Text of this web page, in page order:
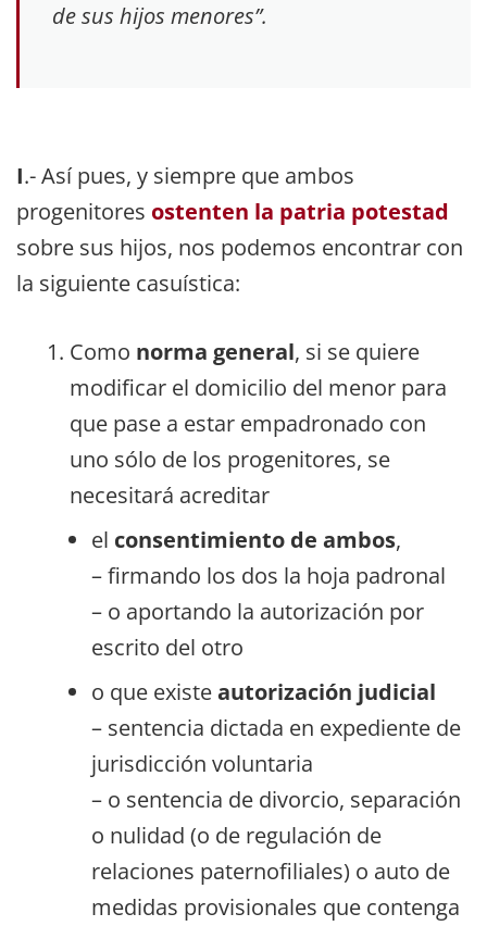
de sus hijos menores”.
I.- Así pues, y siempre que ambos
progenitores ostenten la patria potestad
sobre sus hijos, nos podemos encontrar con
la siguiente casuística:
Como norma general, si se quiere
modificar el domicilio del menor para
que pase a estar empadronado con
uno sólo de los progenitores, se
necesitará acreditar
el consentimiento de ambos,
– firmando los dos la hoja padronal
– o aportando la autorización por
escrito del otro
o que existeautorización judicial
– sentencia dictada en expediente de
jurisdicción voluntaria
– o sentencia de divorcio, separación
o nulidad (o de regulación de
relaciones paternofiliales) o auto de
medidas provisionales que contenga